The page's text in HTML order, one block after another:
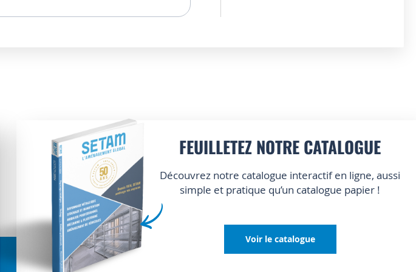
FEUILLETEZ NOTRE CATALOGUE
Découvrez notre catalogue interactif en ligne, aussi
simple et pratique qu’un catalogue papier !
Voir le catalogue